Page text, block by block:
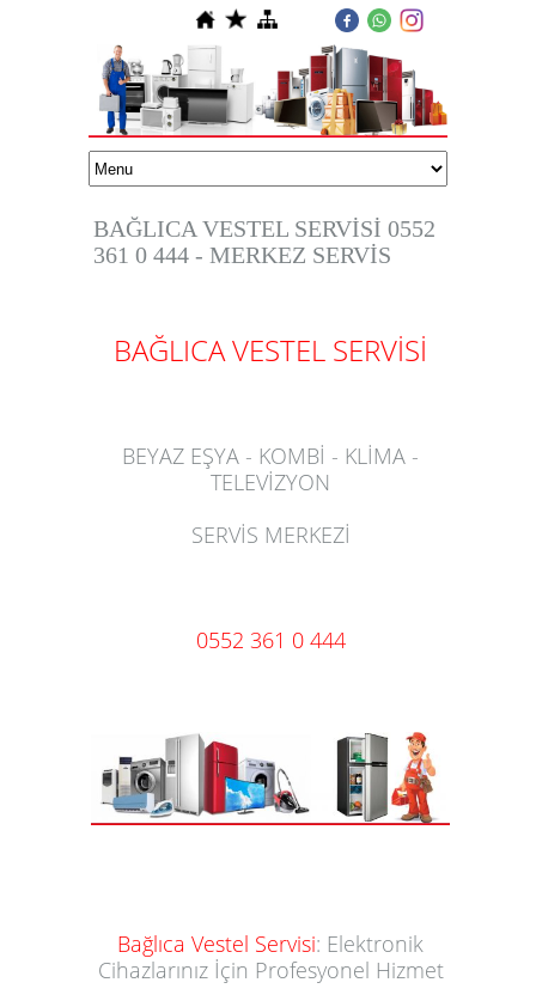
BAĞLICA VESTEL SERVİSİ 0552
361 0 444 - MERKEZ SERVİS
BAĞLICA VESTEL SERVİSİ
BEYAZ EŞYA - KOMBİ - KLİMA -
TELEVİZYON
SERVİS MERKEZİ
0552 361 0 444
Bağlıca Vestel Servisi: Elektronik
Cihazlarınız İçin Profesyonel Hizmet